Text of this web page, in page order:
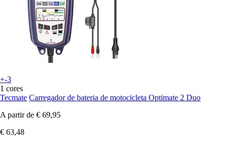
+-3
1 cores
Tecmate Carregador de bateria de motocicleta Optimate 2 Duo
A partir de € 69,95
€ 63,48